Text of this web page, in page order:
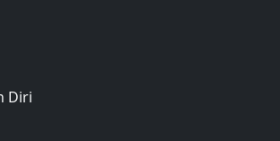
Diri